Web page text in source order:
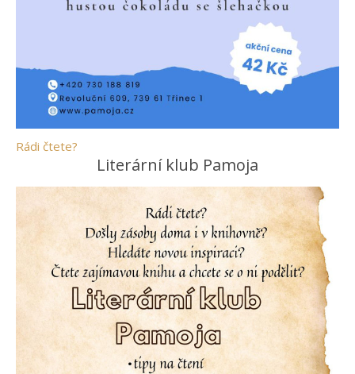
Rádi čtete?
Literární klub Pamoja